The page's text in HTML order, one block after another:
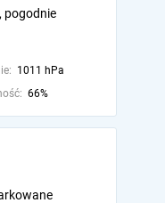
pogodnie
1011 hPa
66%